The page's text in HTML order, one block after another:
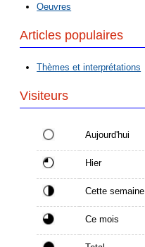
Oeuvres
Articles populaires
Thèmes et interprétations
Visiteurs
Aujourd'hui
Hier
Cette semaine
Ce mois